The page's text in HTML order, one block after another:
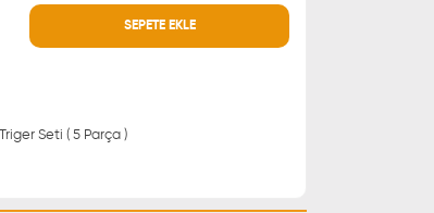
SEPETE EKLE
Seti ( 5 Parça )
MÜŞTERİ HİZMETLERİ